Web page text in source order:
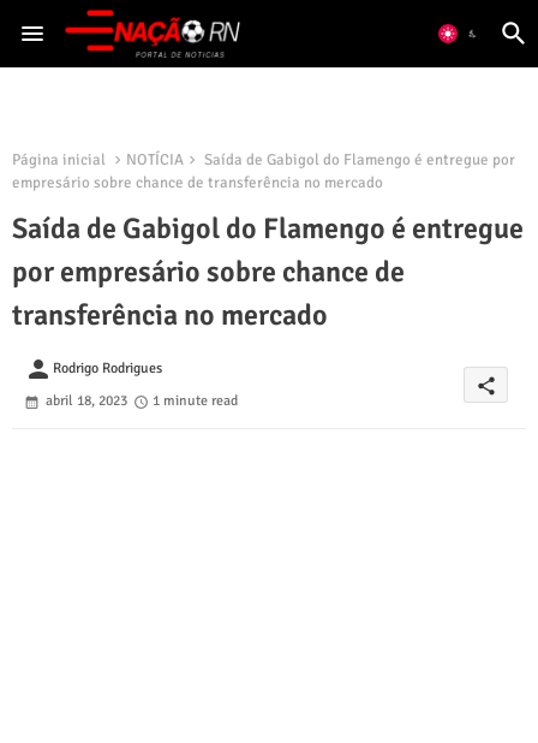
Página inicial NOTÍCIA
Saída de Gabigol do Flamengo é entregue por
empresário sobre chance de transferência no mercado
Saída de Gabigol do Flamengo é entregue
por empresário sobre chance de
transferência no mercado
person Rodrigo Rodrigues
abril 18, 2023
1 minute read
share